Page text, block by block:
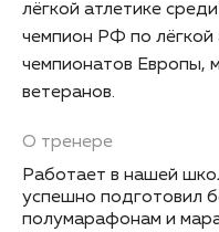
лёгкой атлетике
чемпион РФ по лёгкой
чемпионатов Европы,
ветеранов.
О тренере
Работает в нашей
успешно подготовил
полумарафонам и